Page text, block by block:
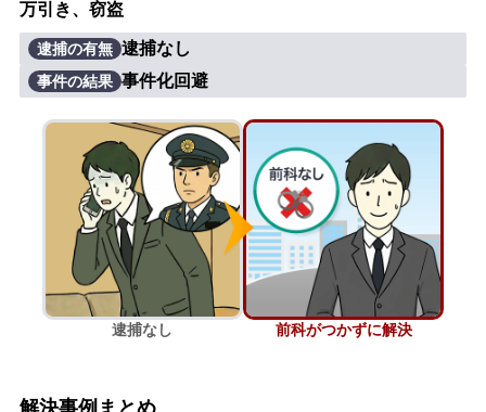
ホームに戻る
刑事事件でお困りの方
刑事事件の無料相談
接見・面会を弁護士に依頼
刑事事件を示談で解決したい
万引き、窃盗
逮捕の有無 逮捕なし
事件の結果 事件化回避
逮捕なし 前科がつかずに解決